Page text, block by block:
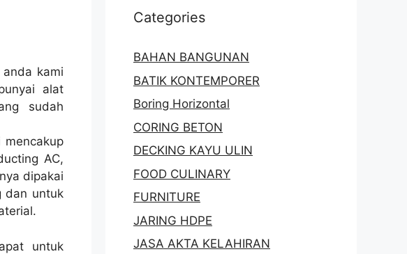
kami
alat
sudah
AC,
dipakai
dan untuk
untuk
Categories
BAHAN BANGUNAN
BATIK KONTEMPORER
Boring Horizontal
CORING BETON
DECKING KAYU ULIN
FOOD CULINARY
FURNITURE
JARING HDPE
JASA AKTA KELAHIRAN